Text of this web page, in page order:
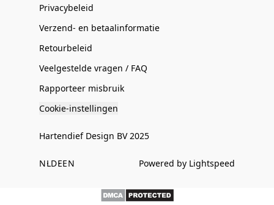
Privacybeleid
Verzend- en betaalinformatie
Retourbeleid
Veelgestelde vragen / FAQ
Rapporteer misbruik
Cookie-instellingen
Hartendief Design BV 2025
NLDEEN Powered by Lightspeed